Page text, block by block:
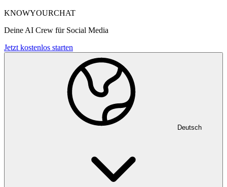
KNOWYOURCHAT
Deine AI Crew für Social Media
Jetzt kostenlos starten
Deutsch